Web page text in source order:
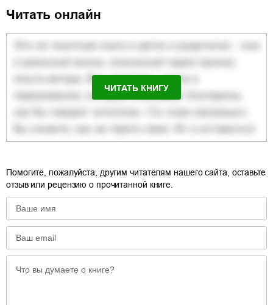
Читать онлайн
ЧИТАТЬ КНИГУ
Помогите, пожалуйста, другим читателям нашего сайта, оставьте
отзыв или рецензию о прочитанной книге.